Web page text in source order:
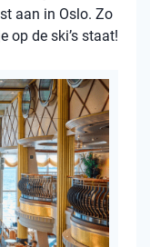
aan in Oslo. Zo
op de ski’s staat!